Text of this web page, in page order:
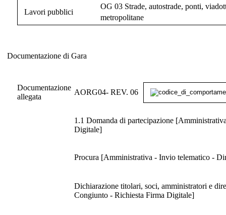
Lavori pubblici
OG 03 Strade, autostrade, ponti,
metropolitane
Documentazione di Gara
Documentazione
allegata
AORG04- REV. 06
1.1 Domanda di partecipazione
Digitale]
Procura [Amministrativa - Invio telematico -
Dichiarazione titolari, soci, amministratori e
Congiunto - Richiesta Firma Digitale]